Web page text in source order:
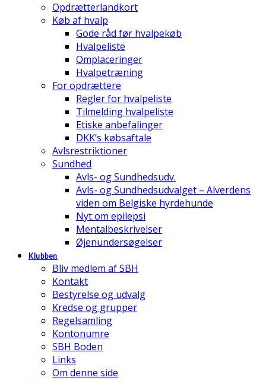
Opdrætterlandkort
Køb af hvalp
Gode råd før hvalpekøb
Hvalpeliste
Omplaceringer
Hvalpetræning
For opdrættere
Regler for hvalpeliste
Tilmelding hvalpeliste
Etiske anbefalinger
DKK’s købsaftale
Avlsrestriktioner
Sundhed
Avls- og Sundhedsudv.
Avls- og Sundhedsudvalget – Alverdens
viden om Belgiske hyrdehunde
Nyt om epilepsi
Mentalbeskrivelser
Øjenundersøgelser
Klubben
Bliv medlem af SBH
Kontakt
Bestyrelse og udvalg
Kredse og grupper
Regelsamling
Kontonumre
SBH Boden
Links
Om denne side